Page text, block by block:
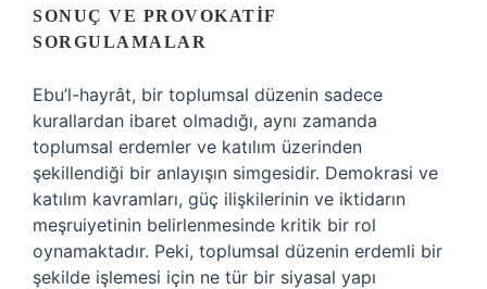
SONUÇ VE PROVOKATIF
SORGULAMALAR
Ebu’l-hayrât, bir toplumsal düzenin sadece
kurallardan ibaret olmadığı, aynı zamanda
toplumsal erdemler ve katılım üzerinden
şekillendiği bir anlayışın simgesidir. Demokrasi ve
katılım kavramları, güç ilişkilerinin ve iktidarın
meşruiyetinin belirlenmesinde kritik bir rol
oynamaktadır. Peki, toplumsal düzenin erdemli bir
şekilde işlemesi için ne tür bir siyasal yapı